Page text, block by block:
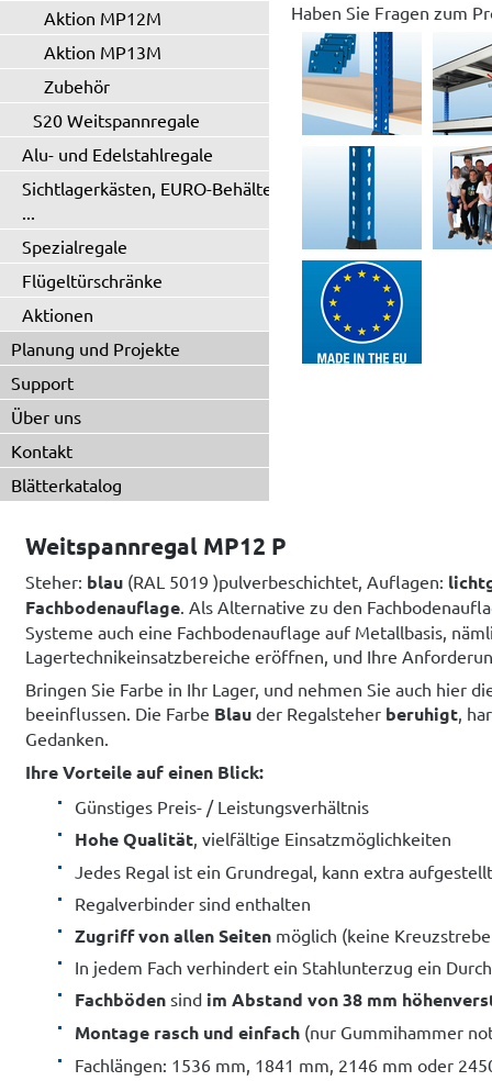
Aktion MP12M
Aktion MP13M
Zubehör
S20 Weitspannregale
Alu- und Edelstahlregale
Sichtlagerkästen, EURO-Behälter
...
Spezialregale
Flügeltürschränke
Aktionen
Planung und Projekte
Support
Über uns
Kontakt
Blätterkatalog
Haben Sie Fragen zum
Weitspannregal MP12 P
Steher: blau (RAL 5019 )pulverbeschichtet, Auflagen:
Fachbodenauflage. Als Alternative zu den
Systeme auch eine Fachbodenauflage auf Metallbasis,
Lagertechnikeinsatzbereiche eröffnen, und Ihre
Bringen Sie Farbe in Ihr Lager, und nehmen Sie auch hier
beeinflussen. Die Farbe Blau der Regalsteher beruhigt,
Gedanken.
Ihre Vorteile auf einen Blick:
Günstiges Preis- / Leistungsverhältnis
Hohe Qualität, vielfältige Einsatzmöglichkeiten
Jedes Regal ist ein Grundregal, kann extra
Regalverbinder sind enthalten
Zugriff von allen Seitenmöglich (keine
In jedem Fach verhindert ein Stahlunterzug ein
Fachbödensind im Abstand von 38 mm
Montage rasch und einfach (nur Gummihammer
Fachlängen: 1536 mm, 1841 mm, 2146 mm oder